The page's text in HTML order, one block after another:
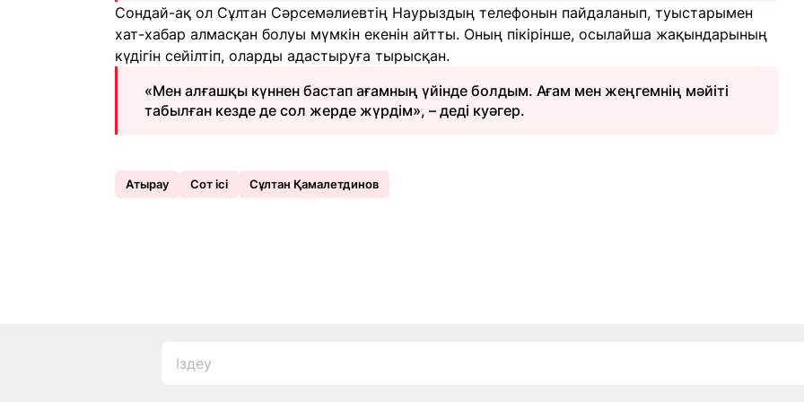
Сондай-ақ ол Сұлтан Сәрсемәлиевтің Наурыздың телефонын пайдаланып, туыстарымен
хат-хабар алмасқан болуы мүмкін екенін айтты. Оның пікірінше, осылайша жақындарының
күдігін сейілтіп, оларды адастыруға тырысқан.
«Мен алғашқы күннен бастап ағамның үйінде болдым. Ағам мен жеңгемнің мәйіті
табылған кезде де сол жерде жүрдім», – деді куәгер.
Атырау Сот ісі Сұлтан Қамалетдинов